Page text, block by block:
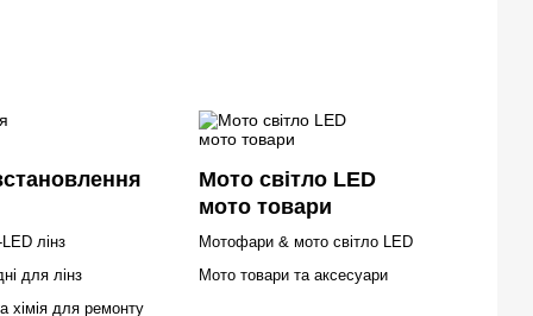
лінз
для лінз
хімія для ремонту
Мото світло LED
мото товари
Мотофари & мото світло LED
Мото товари та аксесуари